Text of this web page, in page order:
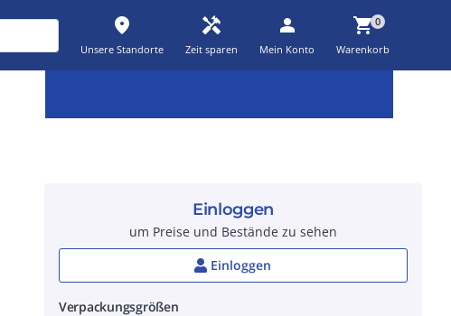
place
Unsere Standorte
handyman
Zeit sparen
person
Mein Konto
shopping_cart0
Warenkorb
Einloggen
um Preise und Bestände zu sehen
Einloggen
Verpackungsgrößen